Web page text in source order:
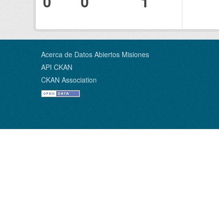
Acerca de Datos Abiertos Misiones
API CKAN
CKAN Association